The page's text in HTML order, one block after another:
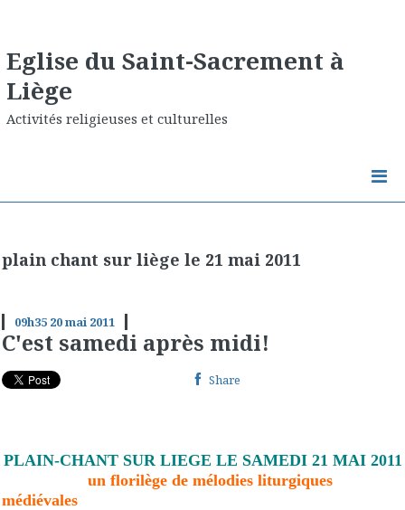
Eglise du Saint-Sacrement à
Liège
Activités religieuses et culturelles
plain chant sur liège le 21 mai 2011
09h35 20mai 2011
C'est samedi après midi!
Share
PLAIN-CHANT SUR LIEGE LE SAMEDI 21 MAI 2011
un florilège de mélodies liturgiques
médiévales